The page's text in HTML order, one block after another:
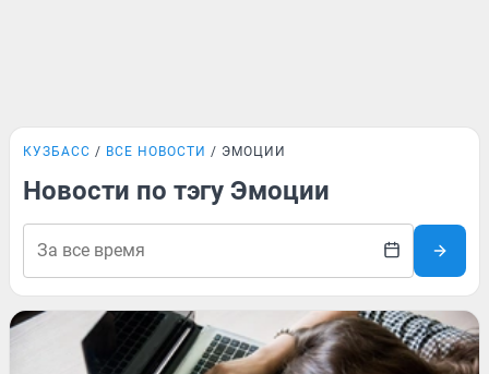
КУЗБАСС ВСЕ НОВОСТИ ЭМОЦИИ
Новости по тэгу Эмоции